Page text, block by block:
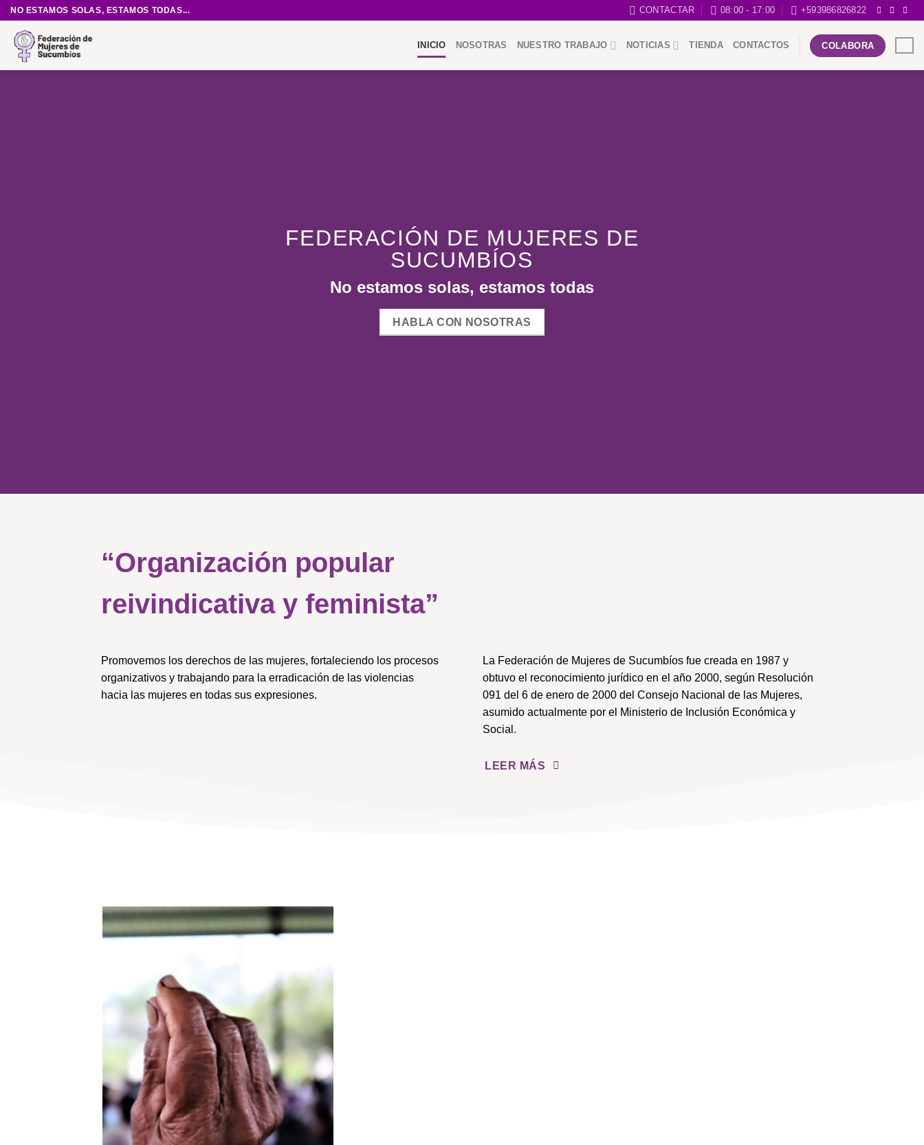
Saltar
contenido
NO ESTAMOS SOLAS, ESTAMOS TODAS... CONTACTAR 08:00 - 17:00 +593986826822
INICIO NOSOTRAS NUESTRO TRABAJO NOTICIAS TIENDA CONTACTOS COLABORA
FEDERACIÓN DE MUJERES DE
SUCUMBÍOS
No estamos solas, estamos todas
HABLA CON NOSOTRAS
“Organización popular
reivindicativa y feminista”
Promovemos los derechos de las mujeres, fortaleciendo los procesos
organizativos y trabajando para la erradicación de las violencias
hacia las mujeres en todas sus expresiones.
La Federación de Mujeres de Sucumbíos fue creada en 1987 y
obtuvo el reconocimiento jurídico en el año 2000, según Resolución
091 del 6 de enero de 2000 del Consejo Nacional de las Mujeres,
asumido actualmente por el Ministerio de Inclusión Económica y
Social.
LEER MÁS